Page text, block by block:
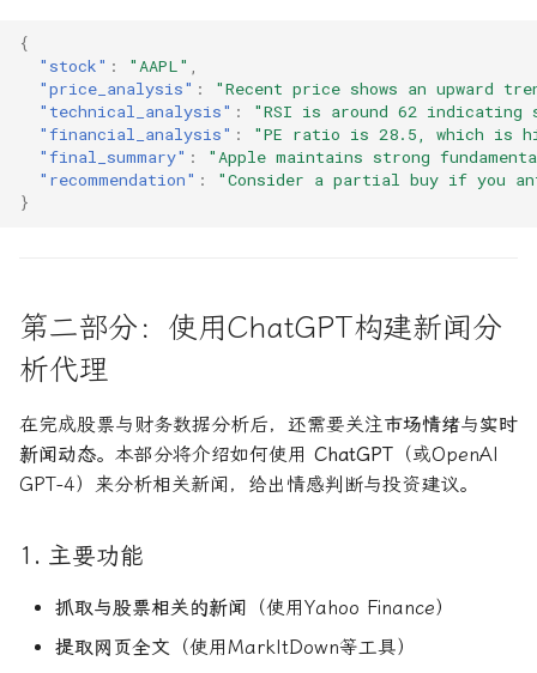
{
"stock" : "AAPL" ,
"price_analysis" :
"Recent price shows an upward
"technical_analysis" :
"RSI is around 62
"financial_analysis" :
"PE ratio is 28.5, which is
"final_summary" :
"Apple maintains strong
"recommendation" :
"Consider a partial buy if you
}
第二部分：使用ChatGPT构建新闻分
析代理
在完成股票与财务数据分析后，还需要关注市场情绪与实时
新闻动态。本部分将介绍如何使用 ChatGPT （或OpenAI
GPT-4）来分析相关新闻，给出情感判断与投资建议。
1. 主要功能
抓取与股票相关的新闻 （使用Yahoo Finance）
提取网页全文 （使用MarkItDown等工具）